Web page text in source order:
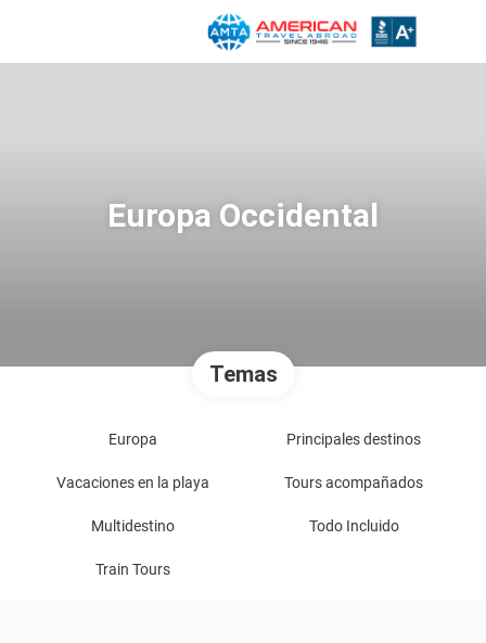
Europa Occidental
Temas
Europa Principales destinos
Vacaciones en la playa Tours acompañados
Multidestino Todo Incluido
Train Tours